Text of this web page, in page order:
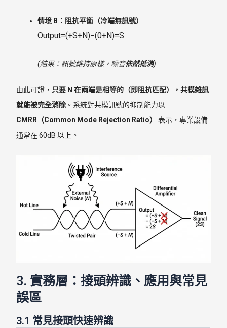
情境 B：阻抗平衡（冷端無訊號）
Output=(+S+N)−(0+N)=S
(結果：訊號維持原樣，噪音依然抵消)
由此可證， 只要 N 在兩端是相等的（即阻抗匹配），共模雜訊
就能被完全消除。系統對共模訊號的抑制能力以
CMRR（Common Mode Rejection Ratio）
表示，專業設備
通常在 60dB 以上。
3. 實務層：接頭辨識、應用與常見
誤區
3.1 常見接頭快速辨識